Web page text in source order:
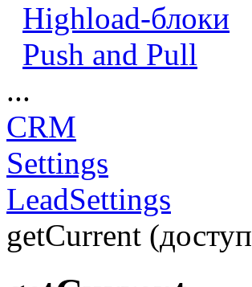
Highload-блоки
Push and Pull
...
CRM
Settings
LeadSettings
getCurrent